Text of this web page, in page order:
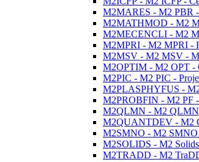
M2MARES - M2 PBR -
M2MATHMOD - M2
M2MECENCLI - M2
M2MPRI - M2 MPRI -
M2MSV - M2 MSV -
M2OPTIM - M2 OPT -
M2PIC - M2 PIC -
M2PLASPHYFUS - M2
M2PROBFIN - M2 PF -
M2QLMN - M2 QLMN
M2QUANTDEV - M2
M2SMNO - M2 SMNO
M2SOLIDS - M2
M2TRADD - M2